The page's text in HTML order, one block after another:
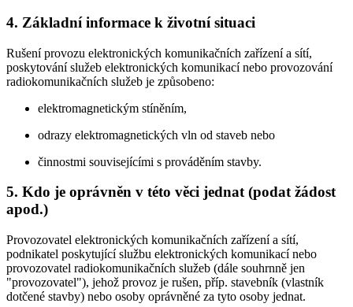
4. Základní informace k životní situaci
Rušení provozu elektronických komunikačních zařízení a sítí,
poskytování služeb elektronických komunikací nebo provozování
radiokomunikačních služeb je způsobeno:
elektromagnetickým stíněním,
odrazy elektromagnetických vln od staveb nebo
činnostmi souvisejícími s prováděním stavby.
5. Kdo je oprávněn v této věci jednat (podat žádost
apod.)
Provozovatel elektronických komunikačních zařízení a sítí,
podnikatel poskytující službu elektronických komunikací nebo
provozovatel radiokomunikačních služeb (dále souhrnně jen
"provozovatel"), jehož provoz je rušen, příp. stavebník (vlastník
dotčené stavby) nebo osoby oprávněné za tyto osoby jednat.